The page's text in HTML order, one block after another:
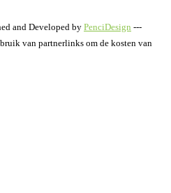
and Developed by PenciDesign ---
van partnerlinks om de kosten van